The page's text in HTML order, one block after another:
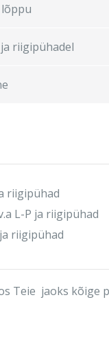
riigipühadel
riigipühad
L-P ja riigipühad
riigipühad
Teie jaoks kõige